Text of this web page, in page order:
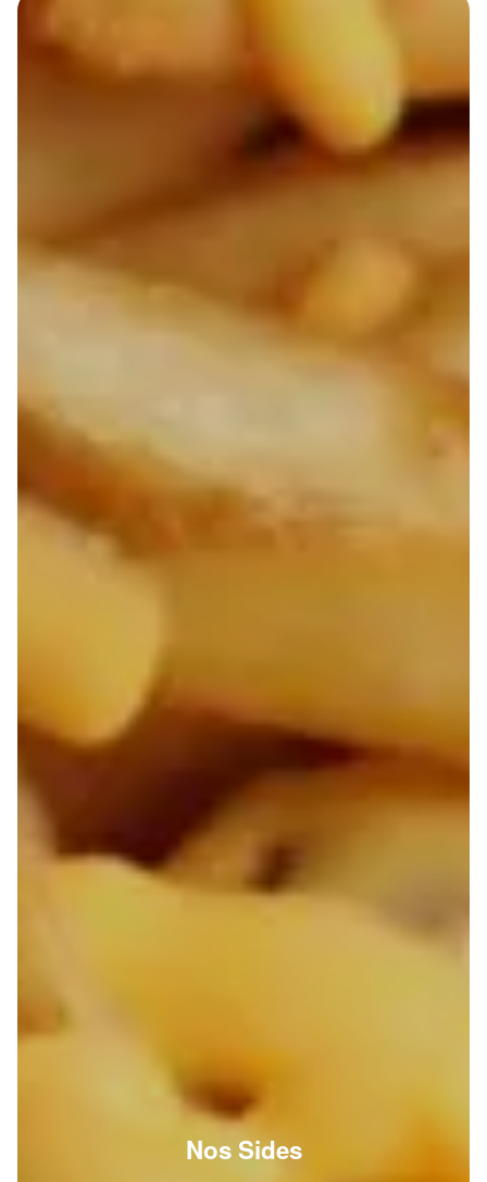
Nos Sides